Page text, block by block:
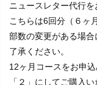
ニュースレター代行を
こちらは6回分（６ヶ
部数の変更がある場
了承ください。
12ヶ月コースをお申
「２」にしてご購入